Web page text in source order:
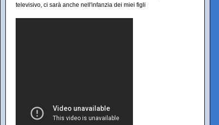
televisivo, ci sarà anche nell'infanzia dei miei figli